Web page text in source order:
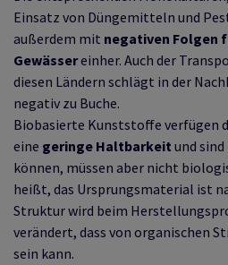
Einsatz von Düngemitteln und
außerdem mit negativen Folgen
Gewässereinher. Auch der
diesen Ländern schlägt in der
negativ zu Buche.
Biobasierte Kunststoffe verfügen
eine geringe Haltbarkeit und sind
können, müssen aber nicht
heißt, das Ursprungsmaterial ist
Struktur wird beim
verändert, dass von organischen
sein kann.